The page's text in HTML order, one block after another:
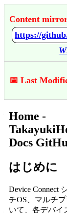
Content
📅 Last
Home -
Docs
はじめに
Device Connect
チOS、マルチ
いて、各デバイ